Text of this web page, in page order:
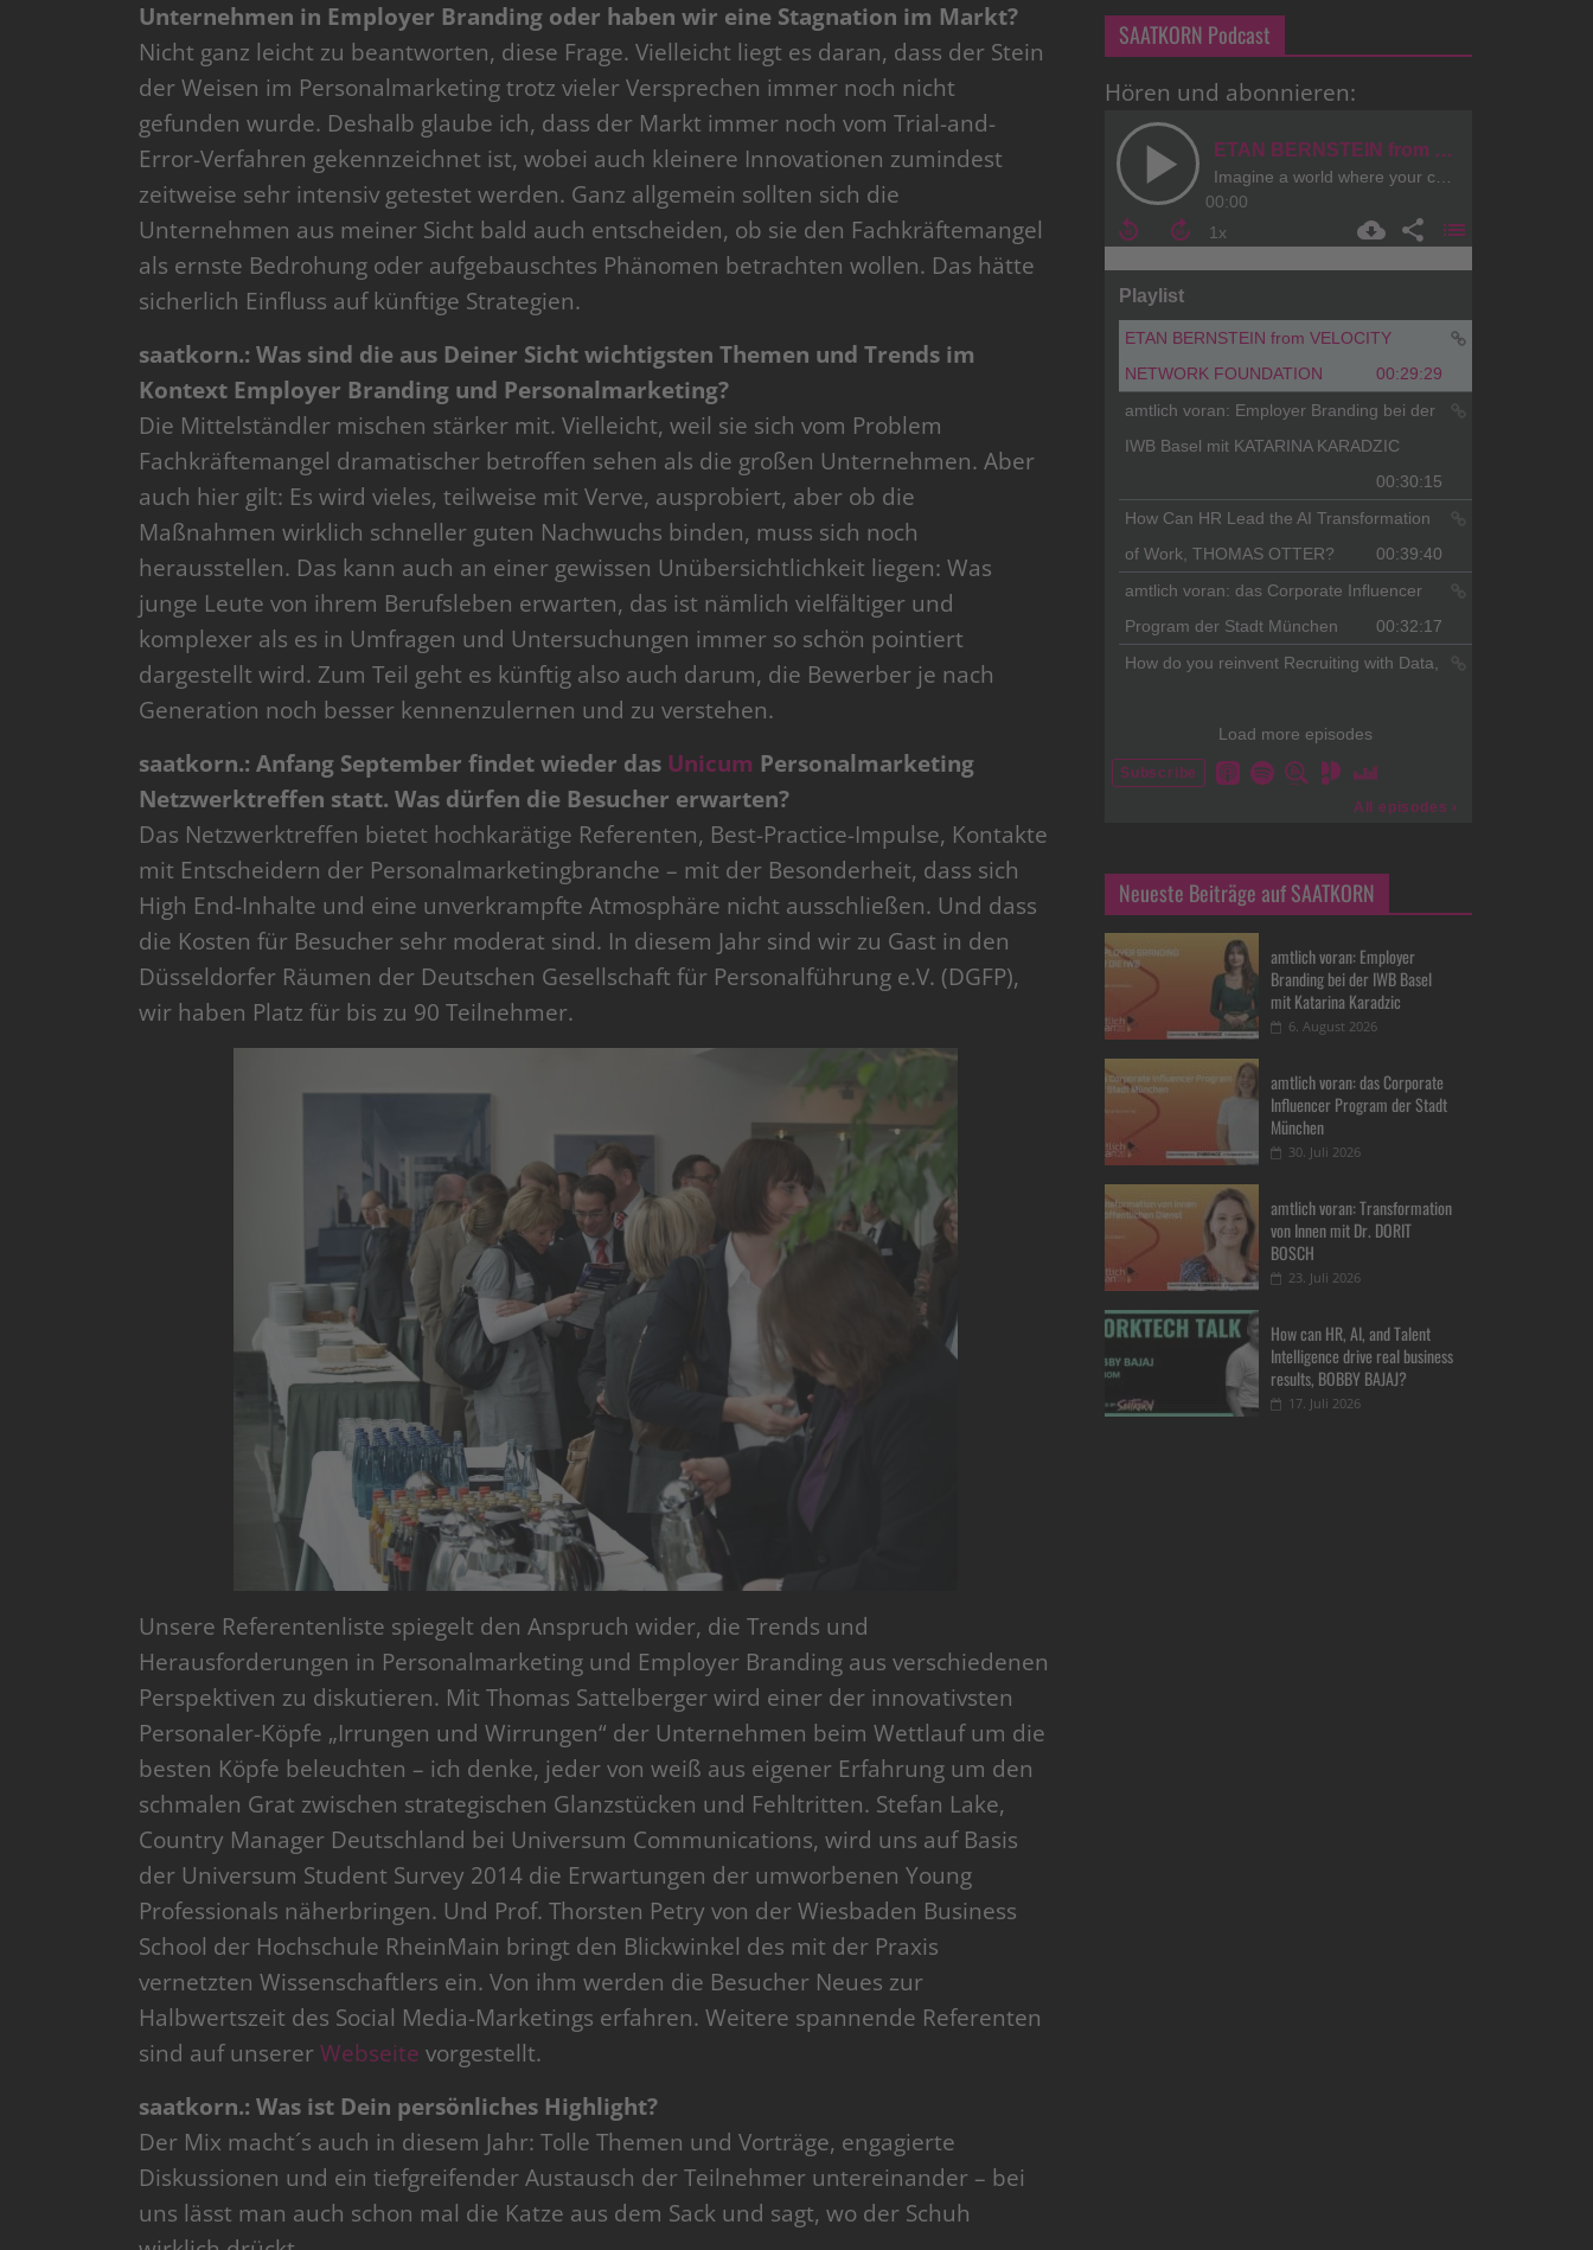
Unternehmen in Employer Branding oder haben wir eine Stagnation im Markt?
Nicht ganz leicht zu beantworten, diese Frage. Vielleicht liegt es daran, dass der Stein
der Weisen im Personalmarketing trotz vieler Versprechen immer noch nicht
gefunden wurde. Deshalb glaube ich, dass der Markt immer noch vom Trial-and-
Error-Verfahren gekennzeichnet ist, wobei auch kleinere Innovationen zumindest
zeitweise sehr intensiv getestet werden. Ganz allgemein sollten sich die
Unternehmen aus meiner Sicht bald auch entscheiden, ob sie den Fachkräftemangel
als ernste Bedrohung oder aufgebauschtes Phänomen betrachten wollen. Das hätte
sicherlich Einfluss auf künftige Strategien.
saatkorn.: Was sind die aus Deiner Sicht wichtigsten Themen und Trends im
Kontext Employer Branding und Personalmarketing?
Die Mittelständler mischen stärker mit. Vielleicht, weil sie sich vom Problem
Fachkräftemangel dramatischer betroffen sehen als die großen Unternehmen. Aber
auch hier gilt: Es wird vieles, teilweise mit Verve, ausprobiert, aber ob die
Maßnahmen wirklich schneller guten Nachwuchs binden, muss sich noch
herausstellen. Das kann auch an einer gewissen Unübersichtlichkeit liegen: Was
junge Leute von ihrem Berufsleben erwarten, das ist nämlich vielfältiger und
komplexer als es in Umfragen und Untersuchungen immer so schön pointiert
dargestellt wird. Zum Teil geht es künftig also auch darum, die Bewerber je nach
Generation noch besser kennenzulernen und zu verstehen.
saatkorn.: Anfang September findet wieder das Unicum Personalmarketing
Netzwerktreffen statt. Was dürfen die Besucher erwarten?
Das Netzwerktreffen bietet hochkarätige Referenten, Best-Practice-Impulse, Kontakte
mit Entscheidern der Personalmarketingbranche – mit der Besonderheit, dass sich
High End-Inhalte und eine unverkrampfte Atmosphäre nicht ausschließen. Und dass
die Kosten für Besucher sehr moderat sind. In diesem Jahr sind wir zu Gast in den
Düsseldorfer Räumen der Deutschen Gesellschaft für Personalführung e.V. (DGFP),
wir haben Platz für bis zu 90 Teilnehmer.
Unsere Referentenliste spiegelt den Anspruch wider, die Trends und
Herausforderungen in Personalmarketing und Employer Branding aus verschiedenen
Perspektiven zu diskutieren. Mit Thomas Sattelberger wird einer der innovativsten
Personaler-Köpfe „Irrungen und Wirrungen“ der Unternehmen beim Wettlauf um die
besten Köpfe beleuchten – ich denke, jeder von weiß aus eigener Erfahrung um den
schmalen Grat zwischen strategischen Glanzstücken und Fehltritten. Stefan Lake,
Country Manager Deutschland bei Universum Communications, wird uns auf Basis
der Universum Student Survey 2014 die Erwartungen der umworbenen Young
Professionals näherbringen. Und Prof. Thorsten Petry von der Wiesbaden Business
School der Hochschule RheinMain bringt den Blickwinkel des mit der Praxis
vernetzten Wissenschaftlers ein. Von ihm werden die Besucher Neues zur
Halbwertszeit des Social Media-Marketings erfahren. Weitere spannende Referenten
sind auf unsererWebseite vorgestellt.
saatkorn.: Was ist Dein persönliches Highlight?
Der Mix macht´s auch in diesem Jahr: Tolle Themen und Vorträge, engagierte
Diskussionen und ein tiefgreifender Austausch der Teilnehmer untereinander – bei
uns lässt man auch schon mal die Katze aus dem Sack und sagt, wo der Schuh
SAATKORN Podcast
Hören und abonnieren:
Neueste Beiträge auf SAATKORN
amtlich voran: Employer
Branding bei der IWB Basel
mit Katarina Karadzic
6. August 2026
amtlich voran: das Corporate
Influencer Program der Stadt
München
30. Juli 2026
amtlich voran: Transformation
von Innen mit Dr. DORIT
BOSCH
23. Juli 2026
How can HR, AI, and Talent
Intelligence drive real business
results, BOBBY BAJAJ?
17. Juli 2026